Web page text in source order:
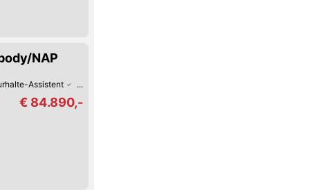
NAP
Assistent Hochwertiges Sound-System
€ 84.890,-